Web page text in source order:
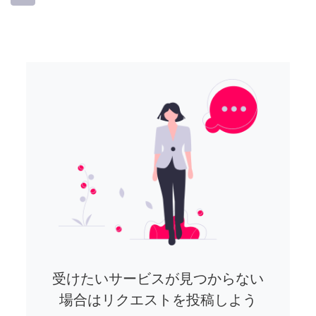
受けたいサービスが見つからない
場合はリクエストを投稿しよう